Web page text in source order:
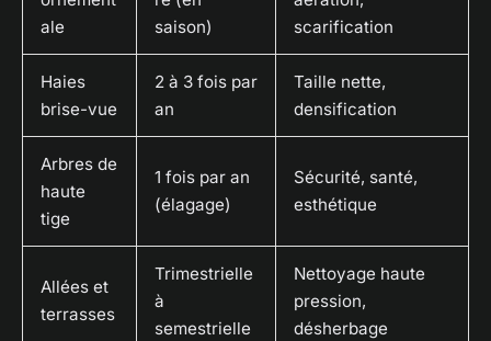
ale
saison)
scarification
Haies
brise-vue
2 à 3 fois par
an
Taille nette,
densification
Arbres de
haute
tige
1 fois par an
(élagage)
Sécurité, santé,
esthétique
Allées et
terrasses
Trimestrielle
à
semestrielle
Nettoyage haute
pression,
désherbage